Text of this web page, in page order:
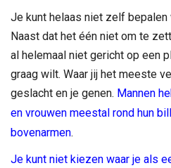
Je kunt helaas niet zelf bepalen
Naast dat het één niet om te
al helemaal niet gericht op een
graag wilt. Waar jij het meeste
geslacht en je genen. Mannen
en vrouwen meestal rond hun
bovenarmen.
Je kunt niet kiezen waar je als